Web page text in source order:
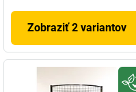
Zobraziť 2 variantov